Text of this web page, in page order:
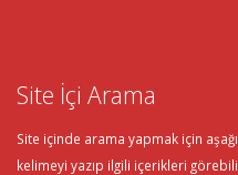
Site İçi Arama
Site içinde arama yapmak için
kelimeyi yazıp ilgili içerikleri